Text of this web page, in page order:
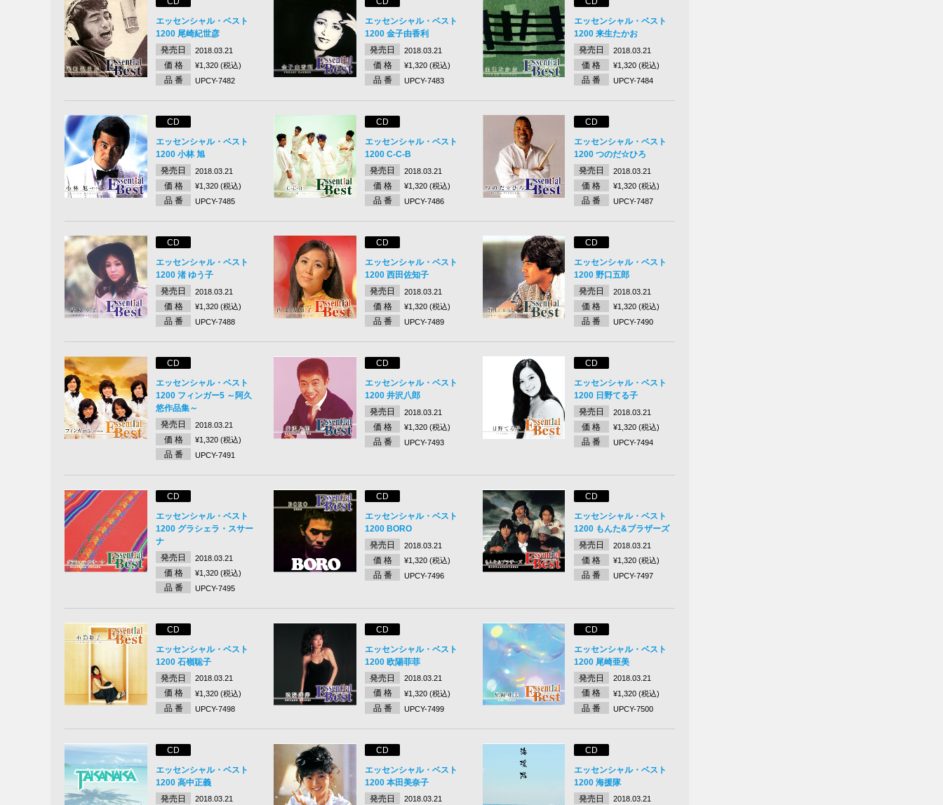
エッセンシャル・ベスト
1200 尾崎紀世彦
発売日
2018.03.21
価 格 ¥1,320 (税込)
品 番 UPCY-7482
エッセンシャル・ベスト
1200 金子由香利
発売日
2018.03.21
価 格 ¥1,320 (税込)
品 番 UPCY-7483
エッセンシャル・ベスト
1200 来生たかお
発売日
2018.03.21
価 格 ¥1,320 (税込)
品 番 UPCY-7484
CD
エッセンシャル・ベスト
1200 小林 旭
発売日
2018.03.21
価 格 ¥1,320 (税込)
品 番 UPCY-7485
CD
エッセンシャル・ベスト
1200 C-C-B
発売日
2018.03.21
価 格 ¥1,320 (税込)
品 番 UPCY-7486
CD
エッセンシャル・ベスト
1200 つのだ☆ひろ
発売日
2018.03.21
価 格 ¥1,320 (税込)
品 番 UPCY-7487
CD
エッセンシャル・ベスト
1200 渚 ゆう子
発売日
2018.03.21
価 格 ¥1,320 (税込)
品 番 UPCY-7488
CD
エッセンシャル・ベスト
1200 西田佐知子
発売日
2018.03.21
価 格 ¥1,320 (税込)
品 番 UPCY-7489
CD
エッセンシャル・ベスト
1200 野口五郎
発売日
2018.03.21
価 格 ¥1,320 (税込)
品 番 UPCY-7490
CD
エッセンシャル・ベスト
1200 フィンガー5 ～阿久
悠作品集～
発売日
2018.03.21
価 格 ¥1,320 (税込)
品 番 UPCY-7491
CD
エッセンシャル・ベスト
1200 井沢八郎
発売日
2018.03.21
価 格 ¥1,320 (税込)
品 番 UPCY-7493
CD
エッセンシャル・ベスト
1200 日野てる子
発売日
2018.03.21
価 格 ¥1,320 (税込)
品 番 UPCY-7494
CD
エッセンシャル・ベスト
1200 グラシェラ・スサー
ナ
発売日
2018.03.21
価 格 ¥1,320 (税込)
品 番 UPCY-7495
CD
エッセンシャル・ベスト
1200 BORO
発売日
2018.03.21
価 格 ¥1,320 (税込)
品 番 UPCY-7496
CD
エッセンシャル・ベスト
1200 もんた&ブラザーズ
発売日
2018.03.21
価 格 ¥1,320 (税込)
品 番 UPCY-7497
CD
エッセンシャル・ベスト
1200 石嶺聡子
発売日
2018.03.21
価 格 ¥1,320 (税込)
品 番 UPCY-7498
CD
エッセンシャル・ベスト
1200 欧陽菲菲
発売日
2018.03.21
価 格 ¥1,320 (税込)
品 番 UPCY-7499
CD
エッセンシャル・ベスト
1200 尾崎亜美
発売日
2018.03.21
価 格 ¥1,320 (税込)
品 番 UPCY-7500
CD
エッセンシャル・ベスト
1200 高中正義
発売日
2018.03.21
CD
エッセンシャル・ベスト
1200 本田美奈子
発売日
2018.03.21
CD
エッセンシャル・ベスト
1200 海援隊
発売日
2018.03.21